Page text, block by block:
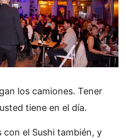
los camiones. Tener
tiene en el día.
el Sushi también, y